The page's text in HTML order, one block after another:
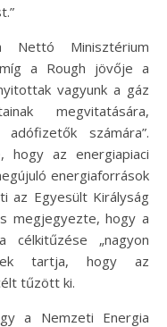
Nettó Minisztérium
a Rough jövője a
vagyunk a gáz
megvitatására,
számára”.
hogy az energiapiaci
energiaforrások
az Egyesült Királyság
megjegyezte, hogy a
célkitűzése „nagyon
tartja, hogy az
tűzött ki.
a Nemzeti Energia